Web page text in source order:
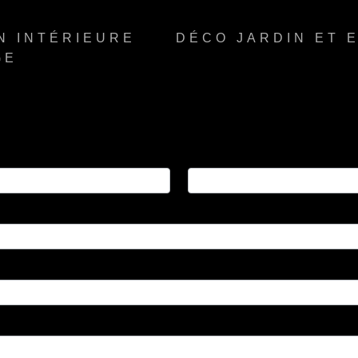
INTÉRIEURE
DÉCO JARDIN ET